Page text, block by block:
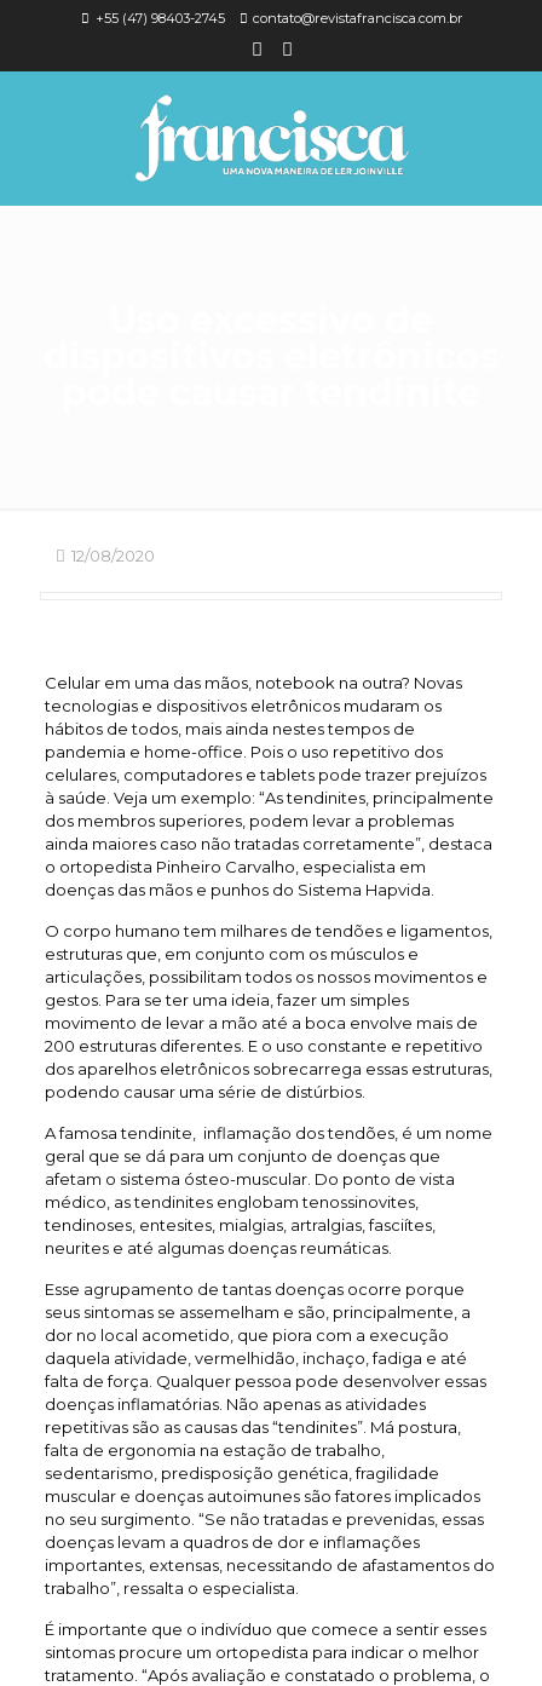
+55 (47) 98403-2745 contato@revistafrancisca.com.br
12/08/2020
Celular em uma das mãos, notebook na outra? Novas
tecnologias e dispositivos eletrônicos mudaram os
hábitos de todos, mais ainda nestes tempos de
pandemia e home-office. Pois o uso repetitivo dos
celulares, computadores e tablets pode trazer prejuízos
à saúde. Veja um exemplo: “As tendinites, principalmente
dos membros superiores, podem levar a problemas
ainda maiores caso não tratadas corretamente”, destaca
o ortopedista Pinheiro Carvalho, especialista em
doenças das mãos e punhos do Sistema Hapvida.
O corpo humano tem milhares de tendões e ligamentos,
estruturas que, em conjunto com os músculos e
articulações, possibilitam todos os nossos movimentos e
gestos. Para se ter uma ideia, fazer um simples
movimento de levar a mão até a boca envolve mais de
200 estruturas diferentes. E o uso constante e repetitivo
dos aparelhos eletrônicos sobrecarrega essas estruturas,
podendo causar uma série de distúrbios.
A famosa tendinite, inflamação dos tendões, é um nome
geral que se dá para um conjunto de doenças que
afetam o sistema ósteo-muscular. Do ponto de vista
médico, as tendinites englobam tenossinovites,
tendinoses, entesites, mialgias, artralgias, fasciítes,
neurites e até algumas doenças reumáticas.
Esse agrupamento de tantas doenças ocorre porque
seus sintomas se assemelham e são, principalmente, a
dor no local acometido, que piora com a execução
daquela atividade, vermelhidão, inchaço, fadiga e até
falta de força. Qualquer pessoa pode desenvolver essas
doenças inflamatórias. Não apenas as atividades
repetitivas são as causas das “tendinites”. Má postura,
falta de ergonomia na estação de trabalho,
sedentarismo, predisposição genética, fragilidade
muscular e doenças autoimunes são fatores implicados
no seu surgimento. “Se não tratadas e prevenidas, essas
doenças levam a quadros de dor e inflamações
importantes, extensas, necessitando de afastamentos do
trabalho”, ressalta o especialista.
É importante que o indivíduo que comece a sentir esses
sintomas procure um ortopedista para indicar o melhor
tratamento. “Após avaliação e constatado o problema, o